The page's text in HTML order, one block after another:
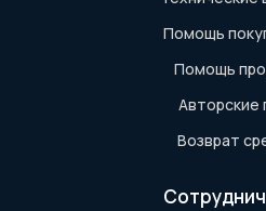
Помощь
Помощь
Авторские
Возврат